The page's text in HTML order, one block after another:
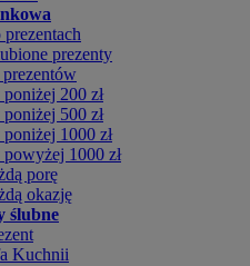
prezenty
200 zł
500 zł
1000 zł
powyżej 1000 zł
porę
okazję
ślubne
Kuchnii